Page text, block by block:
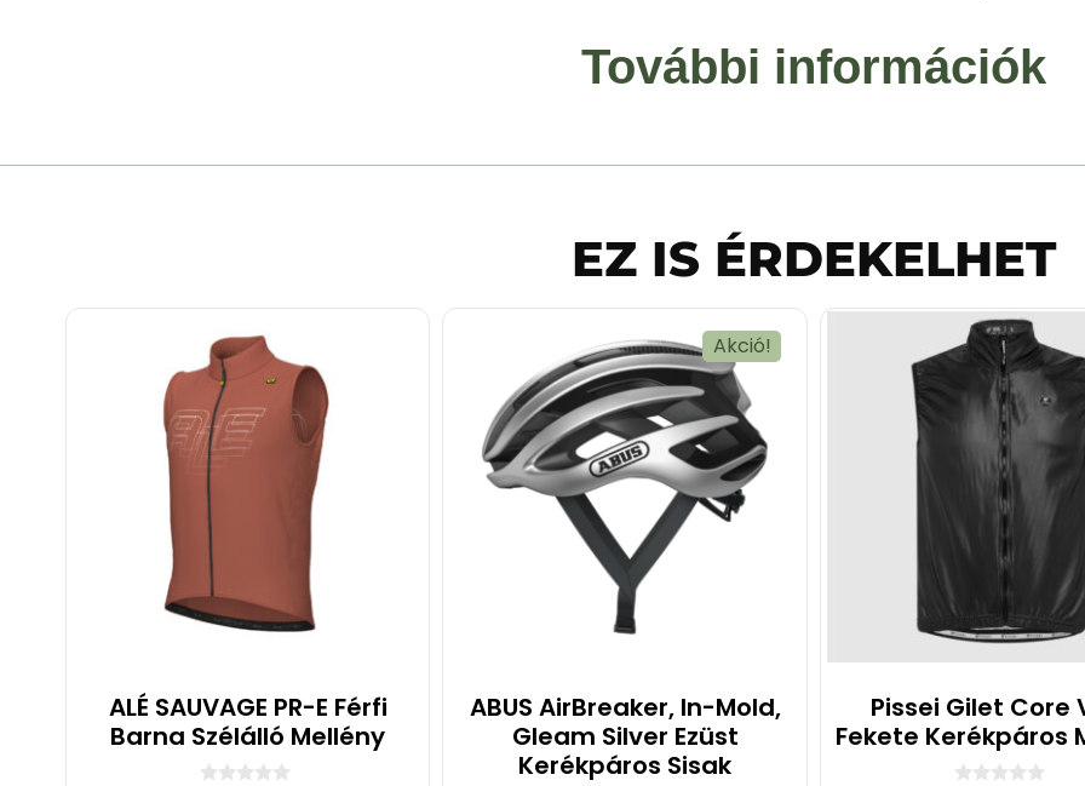
További információk
EZ IS ÉRDEKELHET
ALÉ SAUVAGE PR-E Férfi
Barna Szélálló Mellény
Akció!
ABUS AirBreaker, In-Mold,
Gleam Silver Ezüst
Kerékpáros Sisak
Pissei Gilet Core
Fekete Kerékpáros